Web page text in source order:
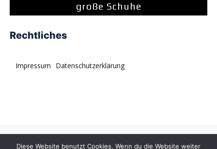
große Schuhe
Rechtliches
Impressum Datenschutzerklärung
Diese Website benutzt Cookies. Wenn du die Website weiter